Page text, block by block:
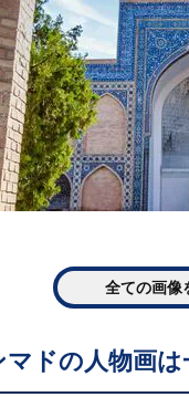
全ての画像
ドの人物画は